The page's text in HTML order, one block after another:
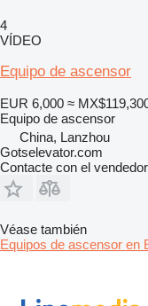
4
VÍDEO
Equipo de ascensor
EUR 6,000 ≈
Equipo de ascensor
China, Lanzhou
Gotselevator.com
Contacte con el vendedor
Véase también
Equipos de ascensor en